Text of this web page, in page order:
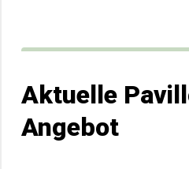
Aktuelle
Angebot